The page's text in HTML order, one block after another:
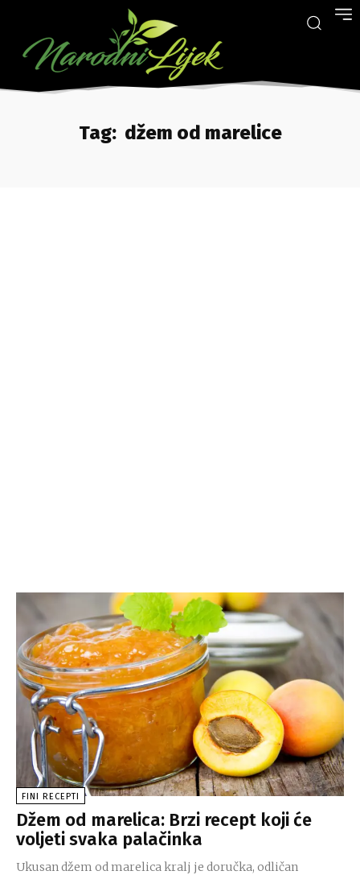
Tag: džem od marelice
FINI RECEPTI
Džem od marelica: Brzi recept koji će
voljeti svaka palačinka
Ukusan džem od marelica kralj je doručka, odličan